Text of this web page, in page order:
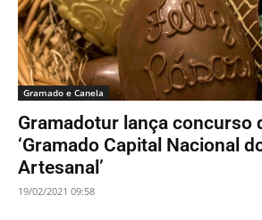
Gramado e Canela
Gramadotur lança concurso
‘Gramado Capital Nacional
Artesanal’
19/02/2021 09:58